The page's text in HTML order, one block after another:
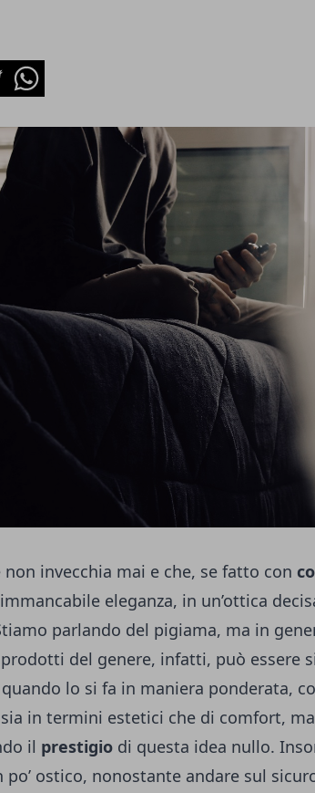
Whatsapp
invecchia mai e che, se fatto con
eleganza, in un’ottica
parlando del pigiama, ma in
del genere, infatti, può essere
lo si fa in maniera ponderata,
sia in termini estetici che di comfort,
il prestigio di questa idea nullo.
ostico, nonostante andare sul